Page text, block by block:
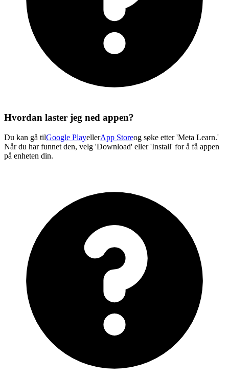
Hvordan laster jeg ned appen?
Du kan gå tilGoogle PlayellerApp Storeog søke etter 'Meta Learn.'
Når du har funnet den, velg 'Download' eller 'Install' for å få appen
på enheten din.